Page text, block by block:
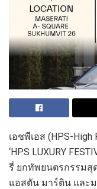
เอชพีเอส (HPS-High
‘HPS LUXURY
รี่ ยกทัพยนตรกรรมสุ
แอสตัน มาร์ติน และ